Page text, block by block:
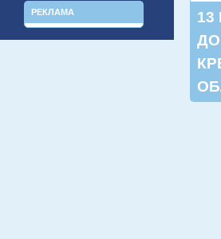
РЕКЛАМА
13